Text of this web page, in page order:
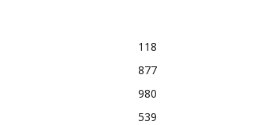
118
877
980
539